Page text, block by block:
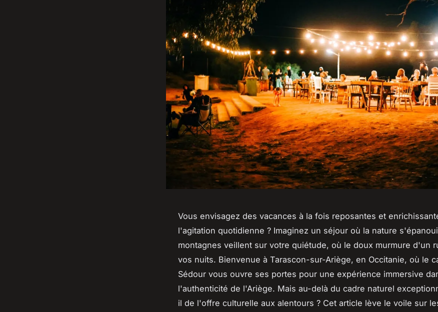
Vous envisagez des vacances à la fois reposantes et
l'agitation quotidienne ? Imaginez un séjour où la nature
montagnes veillent sur votre quiétude, où le doux murmure d'un
vos nuits. Bienvenue à Tarascon-sur-Ariège, en Occitanie, où le
Sédour vous ouvre ses portes pour une expérience immersive
l'authenticité de l'Ariège. Mais au-delà du cadre naturel
il de l'offre culturelle aux alentours ? Cet article lève le voile sur